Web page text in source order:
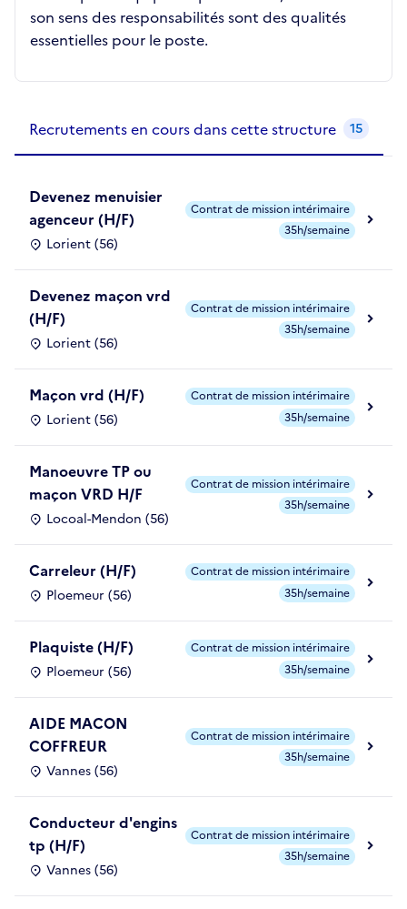
son sens des responsabilités sont des qualités
essentielles pour le poste.
Recrutements en cours dans cette structure 15
Devenez menuisier
agenceur (H/F)
Lorient (56)
Contrat de mission intérimaire
35h/semaine
Devenez maçon vrd
(H/F)
Lorient (56)
Contrat de mission intérimaire
35h/semaine
Maçon vrd (H/F)
Lorient (56)
Contrat de mission intérimaire
35h/semaine
Manoeuvre TP ou
maçon VRD H/F
Locoal-Mendon (56)
Contrat de mission intérimaire
35h/semaine
Carreleur (H/F)
Ploemeur (56)
Contrat de mission intérimaire
35h/semaine
Plaquiste (H/F)
Ploemeur (56)
Contrat de mission intérimaire
35h/semaine
AIDE MACON
COFFREUR
Vannes (56)
Contrat de mission intérimaire
35h/semaine
Conducteur d'engins
tp (H/F)
Vannes (56)
Contrat de mission intérimaire
35h/semaine